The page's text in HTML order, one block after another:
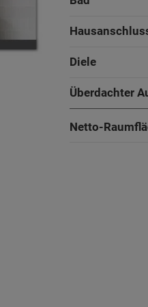
Diele
Überdachter
Netto-